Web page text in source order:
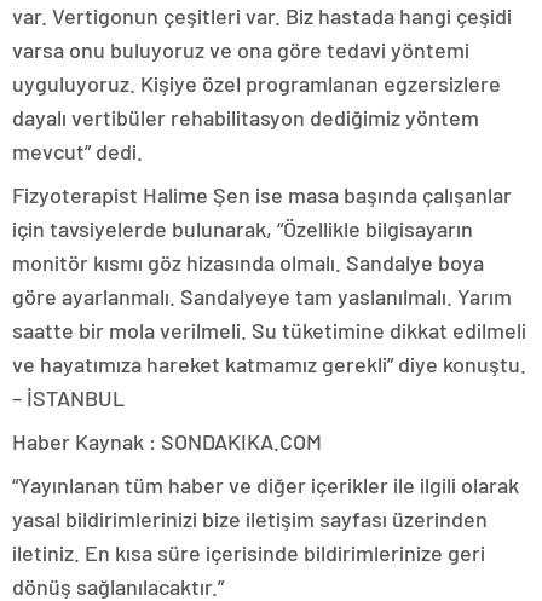
var. Vertigonun çeşitleri var. Biz hastada hangi çeşidi
varsa onu buluyoruz ve ona göre tedavi yöntemi
uyguluyoruz. Kişiye özel programlanan egzersizlere
dayalı vertibüler rehabilitasyon dediğimiz yöntem
mevcut” dedi.
Fizyoterapist Halime Şen ise masa başında çalışanlar
için tavsiyelerde bulunarak, “Özellikle bilgisayarın
monitör kısmı göz hizasında olmalı. Sandalye boya
göre ayarlanmalı. Sandalyeye tam yaslanılmalı. Yarım
saatte bir mola verilmeli. Su tüketimine dikkat edilmeli
ve hayatımıza hareket katmamız gerekli” diye konuştu.
– İSTANBUL
Haber Kaynak : SONDAKIKA.COM
“Yayınlanan tüm haber ve diğer içerikler ile ilgili olarak
yasal bildirimlerinizi bize iletişim sayfası üzerinden
iletiniz. En kısa süre içerisinde bildirimlerinize geri
dönüş sağlanılacaktır.”